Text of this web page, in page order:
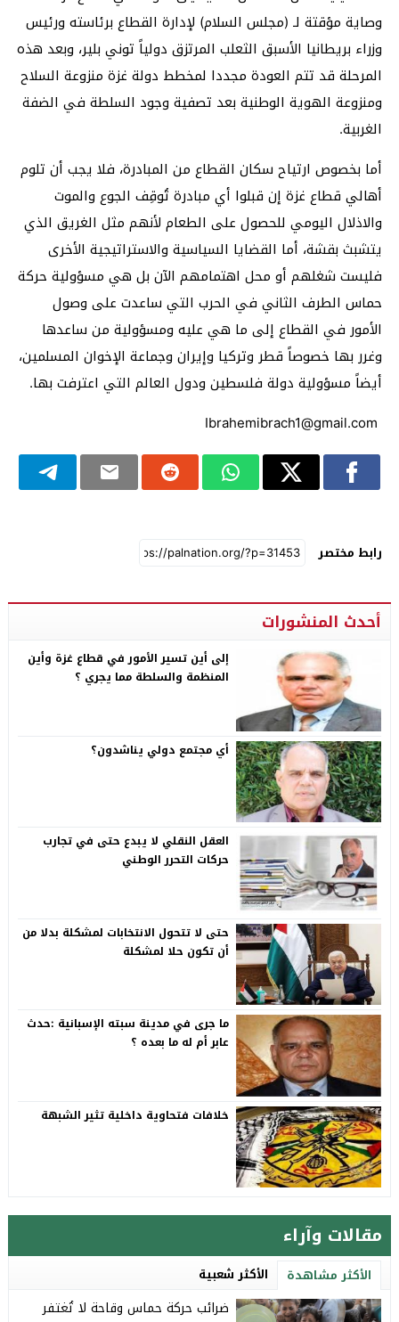
وصاية مؤقتة لـ (مجلس السلام) لإدارة القطاع برئاسته ورئيس
وزراء بريطانيا الأسبق الثعلب المرتزق دولياً توني بلير، وبعد هذه
المرحلة قد تتم العودة مجددا لمخطط دولة غزة منزوعة السلاح
ومنزوعة الهوية الوطنية بعد تصفية وجود السلطة في الضفة
الغربية.
أما بخصوص ارتياح سكان القطاع من المبادرة، فلا يجب أن تلوم
أهالي قطاع غزة إن قبلوا أي مبادرة تُوقِف الجوع والموت
والاذلال اليومي للحصول على الطعام لأنهم مثل الغريق الذي
يتشبث بقشة، أما القضايا السياسية والاستراتيجية الأخرى
فليست شغلهم أو محل اهتمامهم الآن بل هي مسؤولية حركة
حماس الطرف الثاني في الحرب التي ساعدت على وصول
الأمور في القطاع إلى ما هي عليه ومسؤولية من ساعدها
وغرر بها خصوصاً قطر وتركيا وإيران وجماعة الإخوان المسلمين،
أيضاً مسؤولية دولة فلسطين ودول العالم التي اعترفت بها.
رابط مختصر
أحدث المنشورات
إلى أين تسير الأمور في قطاع غزة وأين
المنظمة والسلطة مما يجري ؟
أي مجتمع دولي يناشدون؟
العقل النقلي لا يبدع حتى في تجارب
حركات التحرر الوطني
حتى لا تتحول الانتخابات لمشكلة بدلا من
أن تكون حلا لمشكلة
ما جرى في مدينة سبته الإسبانية :حدث
عابر أم له ما بعده ؟
خلافات فتحاوية داخلية تثير الشبهة
مقالات وآراء
الأكثر مشاهدة الأكثر شعبية
ضرائب حركة حماس وقاحة لا تُغتفر